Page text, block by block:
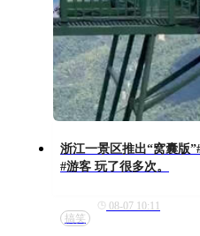
浙江一景区推出“窝囊版
#游客 玩了很多次。
搞笑
08-07 10:11